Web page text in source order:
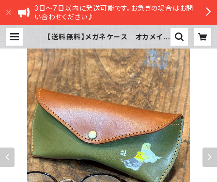
3日～7日以内に発送可能です。お急ぎの場合はお問
い合わせください♪
【送料無料】メガネケース オカメイン
ン ブラウン おかめいんこ 栃木レ
ザー | sasatte STORE|ささってス
トア